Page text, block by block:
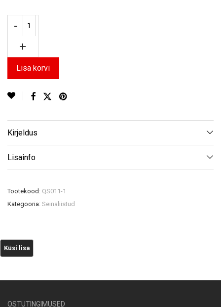
Lisa korvi
Kirjeldus
Lisainfo
Tootekood: QS011-1
Kategooria: Seinaliistud
OSTUTINGIMUSED